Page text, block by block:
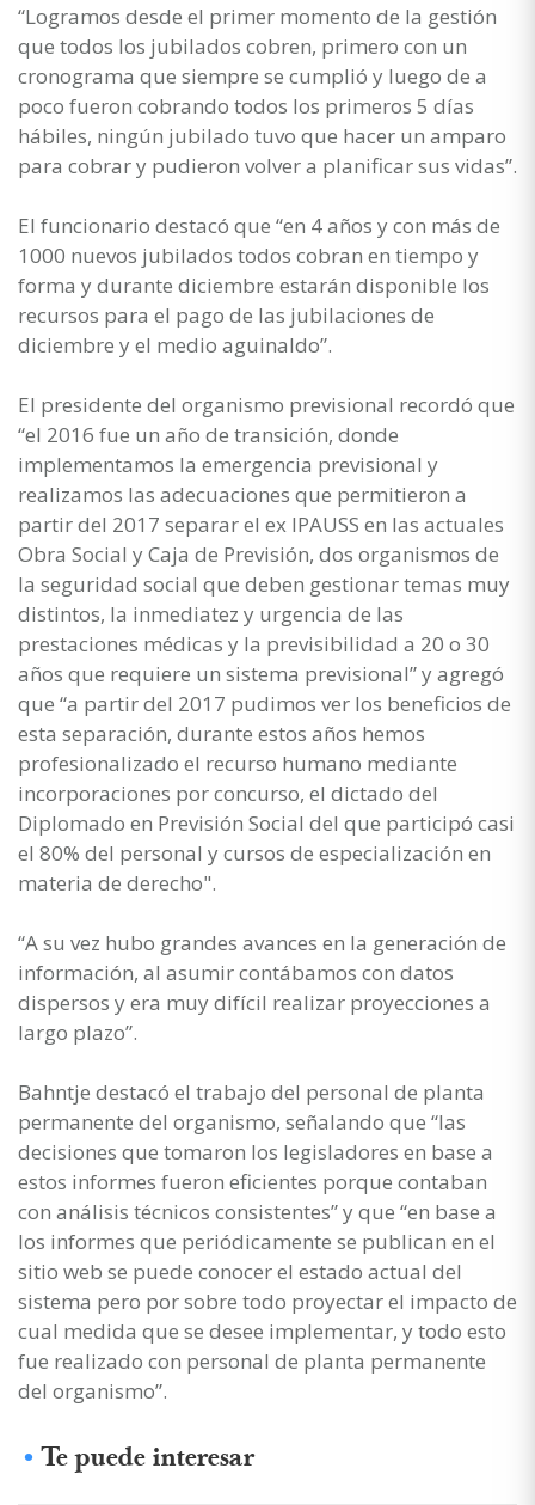
“Logramos desde el primer momento de la gestión
que todos los jubilados cobren, primero con un
cronograma que siempre se cumplió y luego de a
poco fueron cobrando todos los primeros 5 días
hábiles, ningún jubilado tuvo que hacer un amparo
para cobrar y pudieron volver a planificar sus vidas”.
El funcionario destacó que “en 4 años y con más de
1000 nuevos jubilados todos cobran en tiempo y
forma y durante diciembre estarán disponible los
recursos para el pago de las jubilaciones de
diciembre y el medio aguinaldo”.
El presidente del organismo previsional recordó que
“el 2016 fue un año de transición, donde
implementamos la emergencia previsional y
realizamos las adecuaciones que permitieron a
partir del 2017 separar el ex IPAUSS en las actuales
Obra Social y Caja de Previsión, dos organismos de
la seguridad social que deben gestionar temas muy
distintos, la inmediatez y urgencia de las
prestaciones médicas y la previsibilidad a 20 o 30
años que requiere un sistema previsional” y agregó
que “a partir del 2017 pudimos ver los beneficios de
esta separación, durante estos años hemos
profesionalizado el recurso humano mediante
incorporaciones por concurso, el dictado del
Diplomado en Previsión Social del que participó casi
el 80% del personal y cursos de especialización en
materia de derecho".
“A su vez hubo grandes avances en la generación de
información, al asumir contábamos con datos
dispersos y era muy difícil realizar proyecciones a
largo plazo”.
Bahntje destacó el trabajo del personal de planta
permanente del organismo, señalando que “las
decisiones que tomaron los legisladores en base a
estos informes fueron eficientes porque contaban
con análisis técnicos consistentes” y que “en base a
los informes que periódicamente se publican en el
sitio web se puede conocer el estado actual del
sistema pero por sobre todo proyectar el impacto de
cual medida que se desee implementar, y todo esto
fue realizado con personal de planta permanente
del organismo”.
Te puede interesar